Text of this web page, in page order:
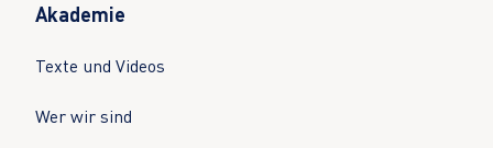
Akademie
Texte und Videos
Wer wir sind